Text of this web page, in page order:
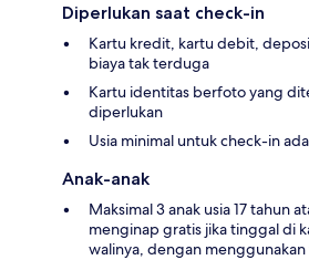
Diperlukan saat check-in
Kartu kredit, kartu debit,
biaya tak terduga
Kartu identitas berfoto yang
diperlukan
Usia minimal untuk check-in
Anak-anak
Maksimal 3 anak usia 17 tahun
menginap gratis jika tinggal di
walinya, dengan